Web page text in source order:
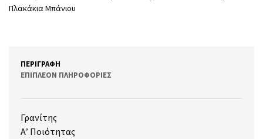
Πλακάκια Μπάνιου
ΠΕΡΙΓΡΑΦΉ
ΕΠΙΠΛΈΟΝ ΠΛΗΡΟΦΟΡΊΕΣ
Γρανίτης
Α’ Ποιότητας